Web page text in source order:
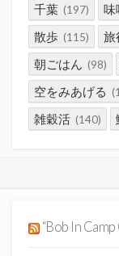
千葉 (197) 味
散歩 (115) 旅
朝ごはん (98)
空をみあげる
雑穀活 (140)
“Bob In